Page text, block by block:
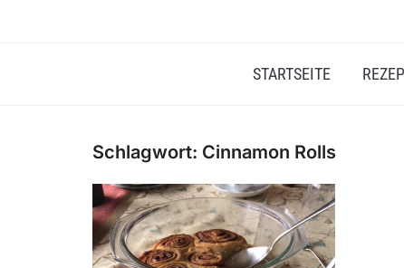
STARTSEITE
Schlagwort: Cinnamon Rolls